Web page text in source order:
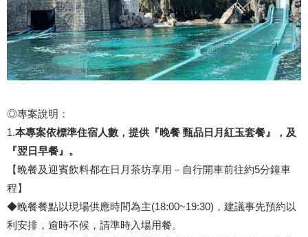
◎專案說明：
1.本專案依標準住宿人數，提供『晚餐 甄品日月紅玉套餐』，及
『翌日早餐』。
【晚餐及迎賓飲料都在日月茶坊享用－自行開車前往約5分鐘車
程】
◆晚餐餐點以現場供應時間為主(18:00~19:30)，建議事先預約以
利安排，逾時不候，請準時入場用餐。